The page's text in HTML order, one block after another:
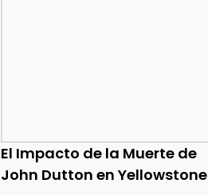
El Impacto de la Muerte de
John Dutton en Yellowstone